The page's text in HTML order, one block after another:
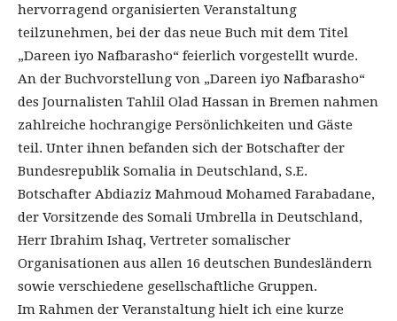
hervorragend organisierten Veranstaltung
teilzunehmen, bei der das neue Buch mit dem Titel
„Dareen iyo Nafbarasho“ feierlich vorgestellt wurde.
An der Buchvorstellung von „Dareen iyo Nafbarasho“
des Journalisten Tahlil Olad Hassan in Bremen nahmen
zahlreiche hochrangige Persönlichkeiten und Gäste
teil. Unter ihnen befanden sich der Botschafter der
Bundesrepublik Somalia in Deutschland, S.E.
Botschafter Abdiaziz Mahmoud Mohamed Farabadane,
der Vorsitzende des Somali Umbrella in Deutschland,
Herr Ibrahim Ishaq, Vertreter somalischer
Organisationen aus allen 16 deutschen Bundesländern
sowie verschiedene gesellschaftliche Gruppen.
Im Rahmen der Veranstaltung hielt ich eine kurze